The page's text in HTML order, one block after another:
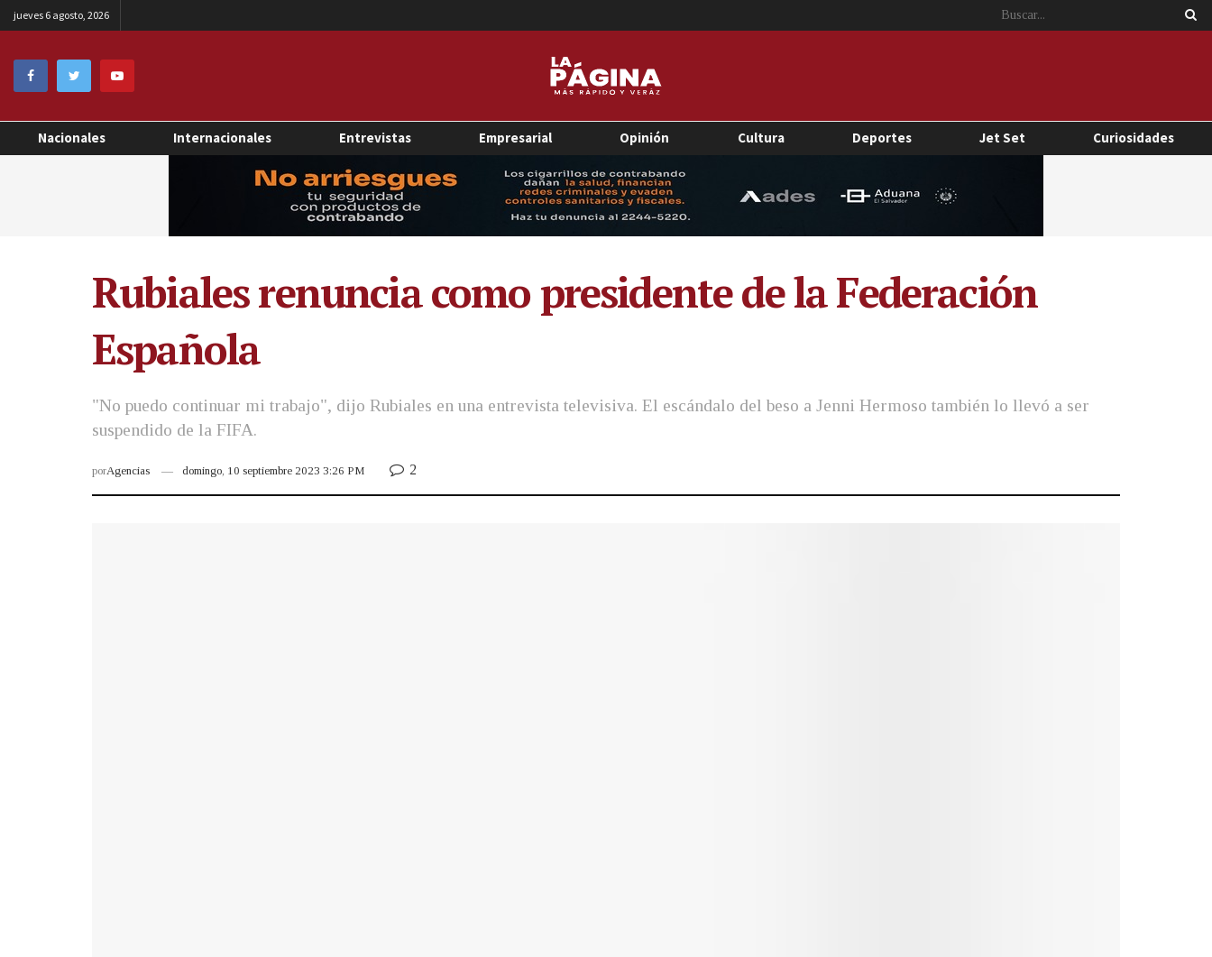
jueves 6 agosto, 2026
Nacionales Internacionales Entrevistas Empresarial Opinión Cultura Deportes Jet Set Curiosidades
Rubiales renuncia como presidente de la Federación
Española
"No puedo continuar mi trabajo", dijo Rubiales en una entrevista televisiva. El escándalo del beso a Jenni Hermoso también lo llevó a ser
suspendido de la FIFA.
porAgencias domingo, 10 septiembre 2023 3:26 PM 2